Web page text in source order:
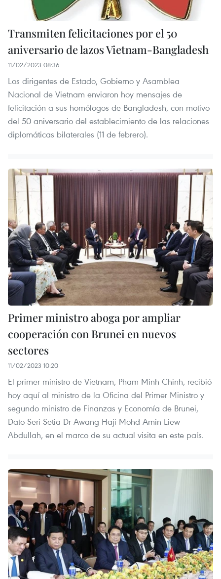
Transmiten felicitaciones por el 50
aniversario de lazos Vietnam-Bangladesh
11/02/2023 08:36
Los dirigentes de Estado, Gobierno y Asamblea
Nacional de Vietnam enviaron hoy mensajes de
felicitación a sus homólogos de Bangladesh, con motivo
del 50 aniversario del establecimiento de las relaciones
diplomáticas bilaterales (11 de febrero).
Primer ministro aboga por ampliar
cooperación con Brunei en nuevos
sectores
11/02/2023 10:20
El primer ministro de Vietnam, Pham Minh Chinh, recibió
hoy aquí al ministro de la Oficina del Primer Ministro y
segundo ministro de Finanzas y Economía de Brunei,
Dato Seri Setia Dr Awang Haji Mohd Amin Liew
Abdullah, en el marco de su actual visita en este país.